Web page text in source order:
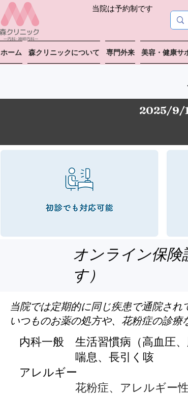
当院は予約制です
ホーム 森クリニックについて 専門外来 美容・健康サ
2025/9/
オンライン保険
す）
当院では定期的に同じ疾患で通院され
いつものお薬の処方や、花粉症の診療
内科一般 生活習慣病（高血圧、
喘息、長引く咳
アレルギー
花粉症、アレルギー性